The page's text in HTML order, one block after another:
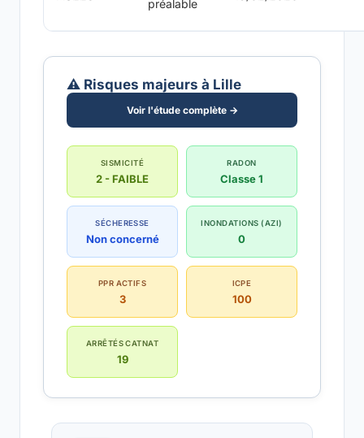
préalable
⚠️ Risques majeurs à Lille
Voir l'étude complète →
SISMICITÉ
2 - FAIBLE
RADON
Classe 1
SÉCHERESSE
Non concerné
INONDATIONS (AZI)
0
PPR ACTIFS
3
ICPE
100
ARRÊTÉS CATNAT
19